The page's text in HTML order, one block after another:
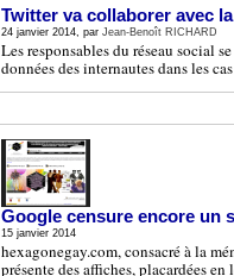
Twitter va collaborer avec
24 janvier 2014, par Jean-Benoît RICHARD
Les responsables du réseau social
données des internautes dans les
Google censure encore un
15 janvier 2014
hexagonegay.com, consacré à la
présente des affiches, placardées